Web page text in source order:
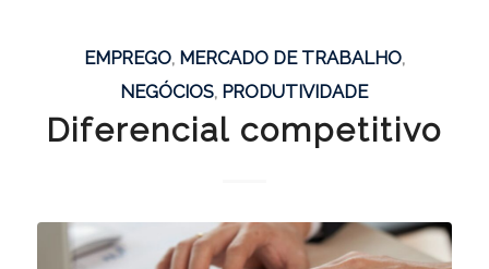
EMPREGO, MERCADO DE TRABALHO,
NEGÓCIOS, PRODUTIVIDADE
Diferencial competitivo